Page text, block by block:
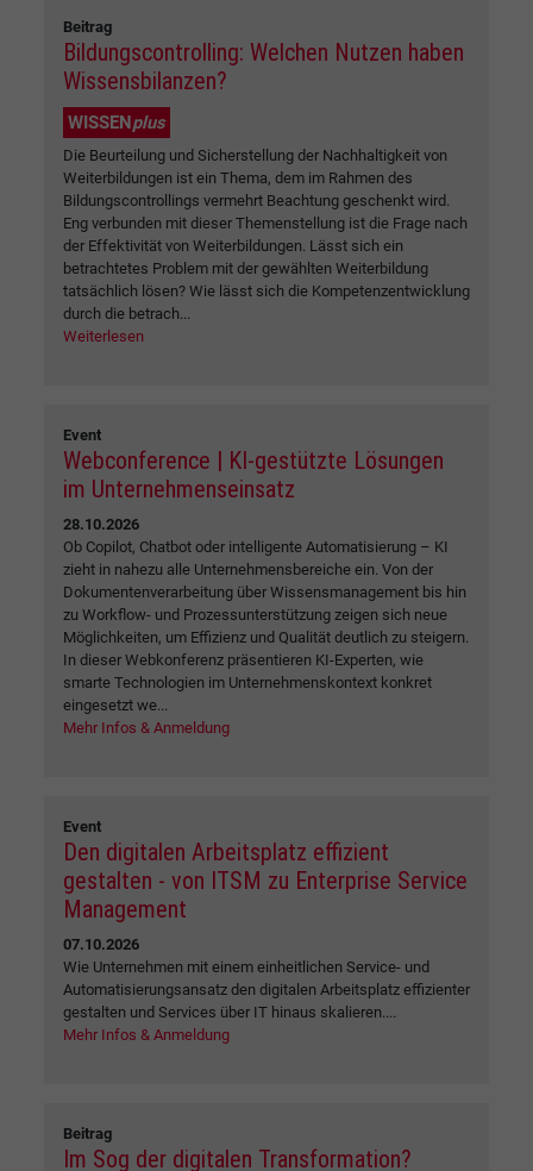
Beitrag
Bildungscontrolling: Welchen Nutzen haben
Wissensbilanzen?
WISSENplus
Die Beurteilung und Sicherstellung der Nachhaltigkeit von
Weiterbildungen ist ein Thema, dem im Rahmen des
Bildungscontrollings vermehrt Beachtung geschenkt wird.
Eng verbunden mit dieser Themenstellung ist die Frage nach
der Effektivität von Weiterbildungen. Lässt sich ein
betrachtetes Problem mit der gewählten Weiterbildung
tatsächlich lösen? Wie lässt sich die Kompetenzentwicklung
durch die betrach...
Weiterlesen
Event
Webconference | KI-gestützte Lösungen
im Unternehmenseinsatz
28.10.2026
Ob Copilot, Chatbot oder intelligente Automatisierung – KI
zieht in nahezu alle Unternehmensbereiche ein. Von der
Dokumentenverarbeitung über Wissensmanagement bis hin
zu Workflow- und Prozessunterstützung zeigen sich neue
Möglichkeiten, um Effizienz und Qualität deutlich zu steigern.
In dieser Webkonferenz präsentieren KI-Experten, wie
smarte Technologien im Unternehmenskontext konkret
eingesetzt we...
Mehr Infos & Anmeldung
Event
Den digitalen Arbeitsplatz effizient
gestalten - von ITSM zu Enterprise Service
Management
07.10.2026
Wie Unternehmen mit einem einheitlichen Service- und
Automatisierungsansatz den digitalen Arbeitsplatz effizienter
gestalten und Services über IT hinaus skalieren....
Mehr Infos & Anmeldung
Beitrag
Im Sog der digitalen Transformation?